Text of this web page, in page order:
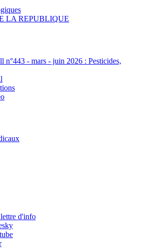
LA REPUBLIQUE
n°443 - mars - juin 2026 : Pesticides,
d'info